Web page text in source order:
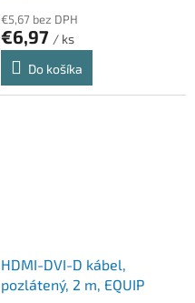
€5,67 bez DPH
€6,97 / ks
Do košíka
HDMI-DVI-D kábel,
pozlátený, 2 m, EQUIP